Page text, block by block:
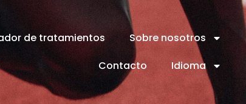
de tratamientos
Sobre nosotros
Contacto
Idioma